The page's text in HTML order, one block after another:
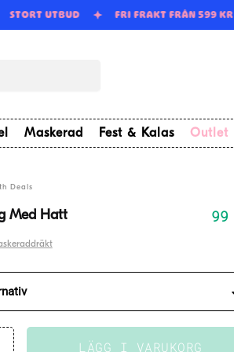
STORT UTBUD FRI FRAKT FRÅN 599 KR
Maskerad Fest & Kalas Outlet
Deals
Med Hatt 99
LÄGG I VARUKORG